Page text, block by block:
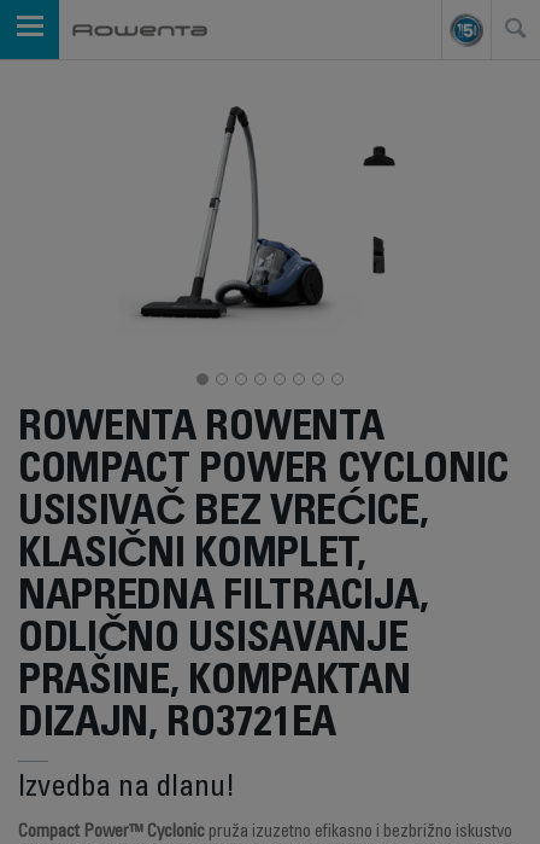
ROWENTA ROWENTA
COMPACT POWER CYCLONIC
USISIVAČ BEZ VREĆICE,
KLASIČNI KOMPLET,
NAPREDNA FILTRACIJA,
ODLIČNO USISAVANJE
PRAŠINE, KOMPAKTAN
DIZAJN, RO3721EA
Izvedba na dlanu!
Compact Power™ Cyclonic pruža izuzetno efikasno i bezbrižno iskustvo